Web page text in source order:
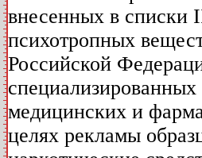
внесенных в списки
психотропных
Российской
медицинских и
целях рекламы